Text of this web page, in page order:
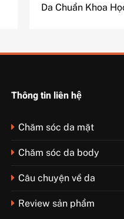
Da Chuẩn Khoa
Thông tin liên hệ
Chăm sóc da mặt
Chăm sóc da body
Câu chuyện về da
Review sản phẩm